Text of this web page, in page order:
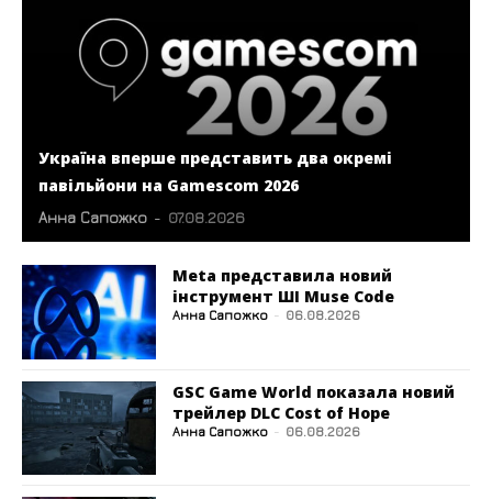
Україна вперше представить два окремі
павільйони на Gamescom 2026
Анна Сапожко - 07.08.2026
Meta представила новий
інструмент ШІ Muse Code
Анна Сапожко - 06.08.2026
GSC Game World показала новий
трейлер DLC Cost of Hope
Анна Сапожко - 06.08.2026